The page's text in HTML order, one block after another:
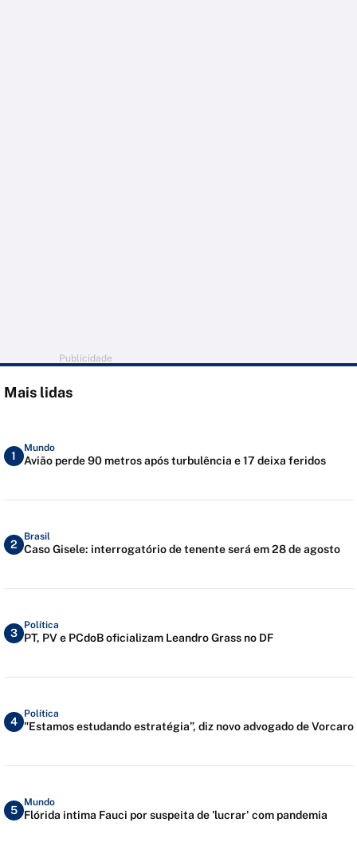
Publicidade
Mais lidas
1
Mundo
Avião perde 90 metros após turbulência e 17 deixa feridos
2
Brasil
Caso Gisele: interrogatório de tenente será em 28 de agosto
3
Política
PT, PV e PCdoB oficializam Leandro Grass no DF
4
Política
"Estamos estudando estratégia”, diz novo advogado de Vorcaro
5
Mundo
Flórida intima Fauci por suspeita de 'lucrar' com pandemia